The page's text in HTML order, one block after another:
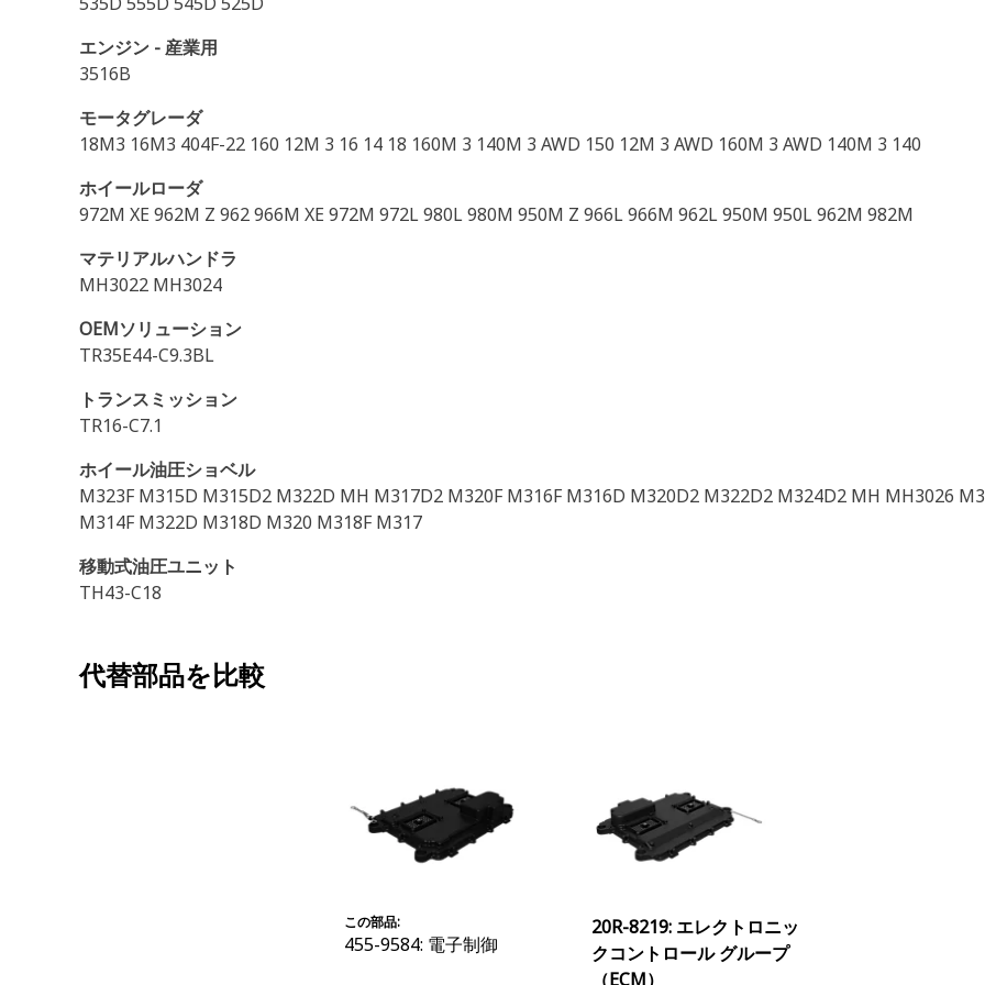
エンジン - 産業用
3516B
モータグレーダ
18M3 16M3 404F-22 160 12M 3 16 14 18 160M 3 140M 3 AWD 150 12M 3 AWD 160M 3 AWD 140M 3 140
ホイールローダ
972M XE 962M Z 962 966M XE 972M 972L 980L 980M 950M Z 966L 966M 962L 950M 950L 962M 982M
マテリアルハンドラ
MH3022 MH3024
OEMソリューション
TR35E44-C9.3BL
トランスミッション
TR16-C7.1
ホイール油圧ショベル
M323F M315D M315D2 M322D MH M317D2 M320F M316F M316D M320D2 M322D2 M324D2 MH MH3026
M314F M322D M318D M320 M318F M317
移動式油圧ユニット
TH43-C18
代替部品を比較
この部品:
455-9584: 電子制御
20R-8219: エレクトロニッ
クコントロール グループ
（ECM）